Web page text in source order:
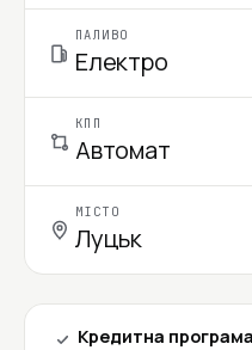
ПАЛИВО
Електро
КПП
Автомат
МІСТО
Луцьк
Кредитна програма